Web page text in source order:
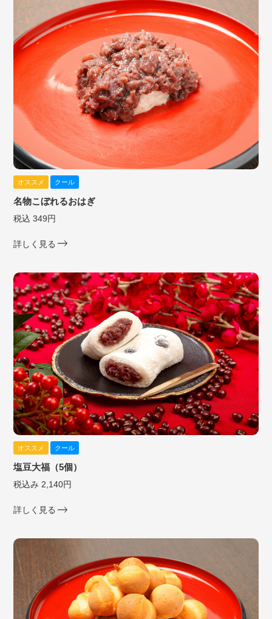
オススメ クール
名物こぼれるおはぎ
税込 349円
詳しく見る
オススメ クール
塩豆大福（5個）
税込み 2,140円
詳しく見る